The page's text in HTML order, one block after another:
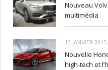
Nouveau
multimédia
13 JANVIER 2015
Nouvelle
high-tech et